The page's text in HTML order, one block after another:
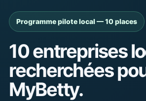
Programme pilote local — 10 places
10 entreprises
recherchées
MyBetty.